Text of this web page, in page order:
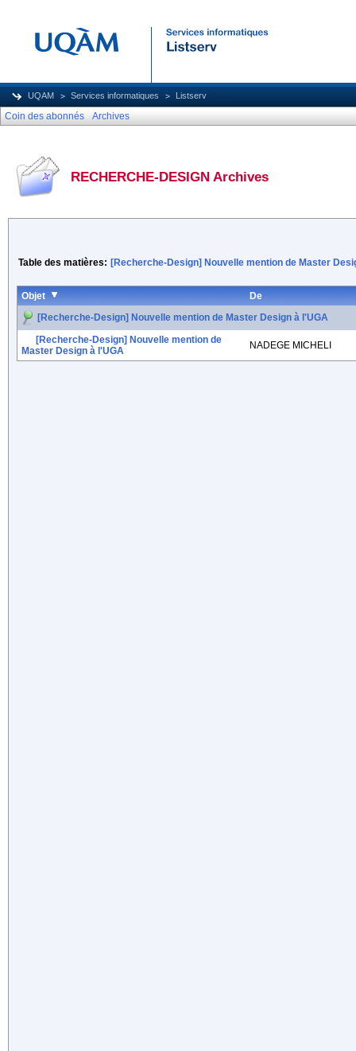
UQAM Services informatiques Listserv
Coin des abonnés Archives
RECHERCHE-DESIGN Archives
Table des matières: [Recherche-Design] Nouvelle mention de Master
Objet
De
[Recherche-Design] Nouvelle mention de Master Design à l'UGA
[Recherche-Design] Nouvelle mention de
Master Design à l'UGA
NADEGE MICHELI